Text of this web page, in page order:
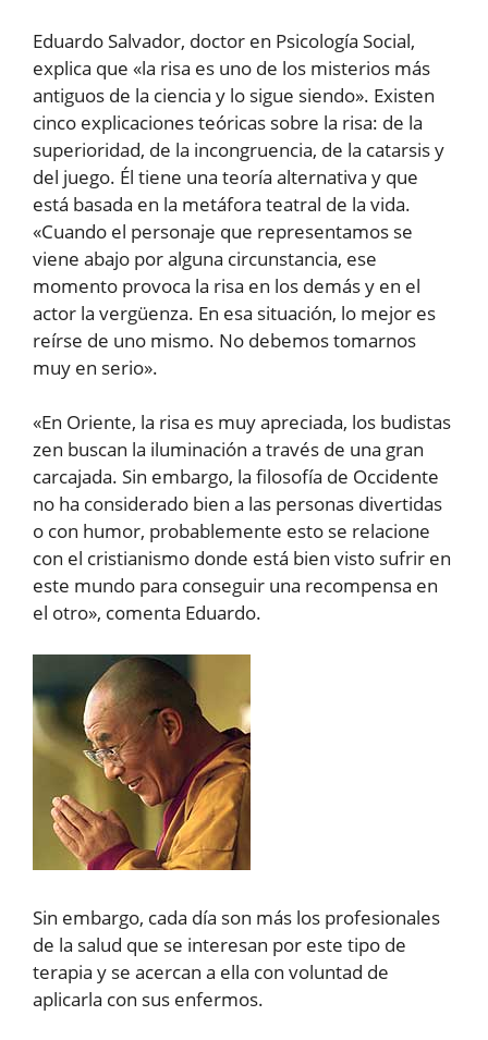
Eduardo Salvador, doctor en Psicología Social,
explica que «la risa es uno de los misterios más
antiguos de la ciencia y lo sigue siendo». Existen
cinco explicaciones teóricas sobre la risa: de la
superioridad, de la incongruencia, de la catarsis y
del juego. Él tiene una teoría alternativa y que
está basada en la metáfora teatral de la vida.
«Cuando el personaje que representamos se
viene abajo por alguna circunstancia, ese
momento provoca la risa en los demás y en el
actor la vergüenza. En esa situación, lo mejor es
reírse de uno mismo. No debemos tomarnos
muy en serio».
«En Oriente, la risa es muy apreciada, los budistas
zen buscan la iluminación a través de una gran
carcajada. Sin embargo, la filosofía de Occidente
no ha considerado bien a las personas divertidas
o con humor, probablemente esto se relacione
con el cristianismo donde está bien visto sufrir en
este mundo para conseguir una recompensa en
el otro», comenta Eduardo.
Sin embargo, cada día son más los profesionales
de la salud que se interesan por este tipo de
terapia y se acercan a ella con voluntad de
aplicarla con sus enfermos.